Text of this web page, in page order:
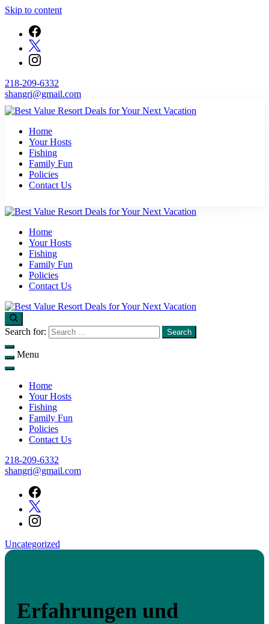
Skip to content
218-209-6332
shangri@gmail.com
Best Value Resort Deals for Your Next Vacation
Find unbeatable travel deals on top resorts and save big on your next
getaway with Flop N Drop.
Home
Your Hosts
Fishing
Family Fun
Policies
Contact Us
Best Value Resort Deals for Your Next Vacation
Find unbeatable travel deals on top resorts and save big on your next
getaway with Flop N Drop.
Home
Your Hosts
Fishing
Family Fun
Policies
Contact Us
Best Value Resort Deals for Your Next Vacation
Find unbeatable travel deals on top resorts and save big on your next
getaway with Flop N Drop.
Search for:
Menu
Home
Your Hosts
Fishing
Family Fun
Policies
Contact Us
218-209-6332
shangri@gmail.com
Uncategorized
Erfahrungen und